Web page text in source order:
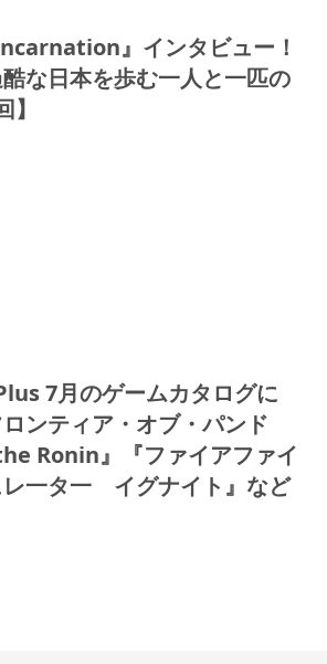
』インタビュー！
な日本を歩む一人と一匹の
7月のゲームカタログに
ロンティア・オブ・パンド
Ronin』『ファイアファイ
レ一タ一 イグナイト』など